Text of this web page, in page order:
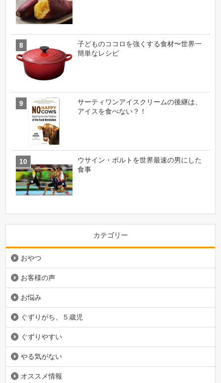
子どものココロを強くする食材〜世界一
簡単なレシピ
サーティワンアイスクリームの後継は、
アイスを食べない？！
ウサイン・ボルトを世界最速の男にした
食事
カテゴリー
おやつ
お客様の声
お悩み
ぐずりがち、５歳児
ぐずりやすい
やる気がない
オススメ情報